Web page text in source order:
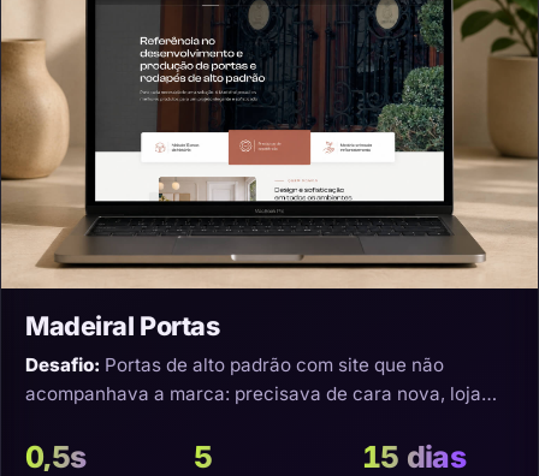
Madeiral Portas
Desafio: Portas de alto padrão com site que não
acompanhava a marca: precisava de cara nova, loja
0,5s 5 15 dias